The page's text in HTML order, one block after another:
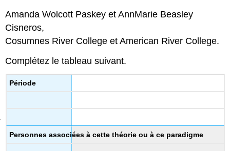
Amanda Wolcott Paskey et AnnMarie Beasley
Cisneros,
Cosumnes River College et American River College.
Complétez le tableau suivant.
Période
Personnes associées à cette théorie ou à ce paradigme